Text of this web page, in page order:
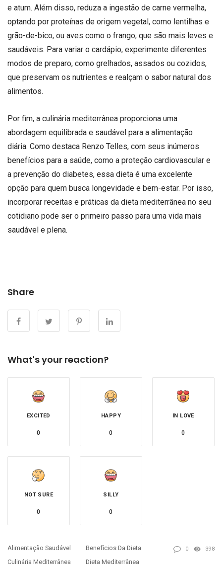
e atum. Além disso, reduza a ingestão de carne vermelha,
optando por proteínas de origem vegetal, como lentilhas e
grão-de-bico, ou aves como o frango, que são mais leves e
saudáveis. Para variar o cardápio, experimente diferentes
modos de preparo, como grelhados, assados ou cozidos,
que preservam os nutrientes e realçam o sabor natural dos
alimentos.
Por fim, a culinária mediterrânea proporciona uma
abordagem equilibrada e saudável para a alimentação
diária. Como destaca Renzo Telles, com seus inúmeros
benefícios para a saúde, como a proteção cardiovascular e
a prevenção do diabetes, essa dieta é uma excelente
opção para quem busca longevidade e bem-estar. Por isso,
incorporar receitas e práticas da dieta mediterrânea no seu
cotidiano pode ser o primeiro passo para uma vida mais
saudável e plena.
Share
What's your reaction?
EXCITED
0
HAPPY
0
IN LOVE
0
NOT SURE
0
SILLY
0
Alimentação Saudável
Benefícios Da Dieta
Culinária Mediterrânea
Dieta Mediterrânea
0 398